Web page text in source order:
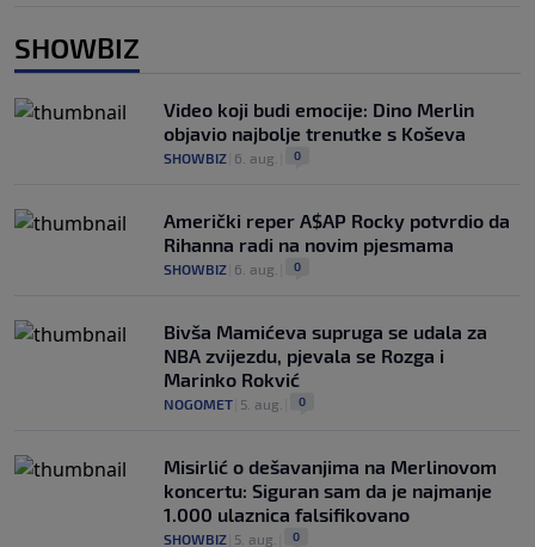
SHOWBIZ
Video koji budi emocije: Dino Merlin
objavio najbolje trenutke s Koševa
SHOWBIZ 6. aug. 0
Američki reper A$AP Rocky potvrdio da
Rihanna radi na novim pjesmama
SHOWBIZ 6. aug. 0
Bivša Mamićeva supruga se udala za
NBA zvijezdu, pjevala se Rozga i
Marinko Rokvić
NOGOMET 5. aug. 0
Misirlić o dešavanjima na Merlinovom
koncertu: Siguran sam da je najmanje
1.000 ulaznica falsifikovano
SHOWBIZ 5. aug. 0